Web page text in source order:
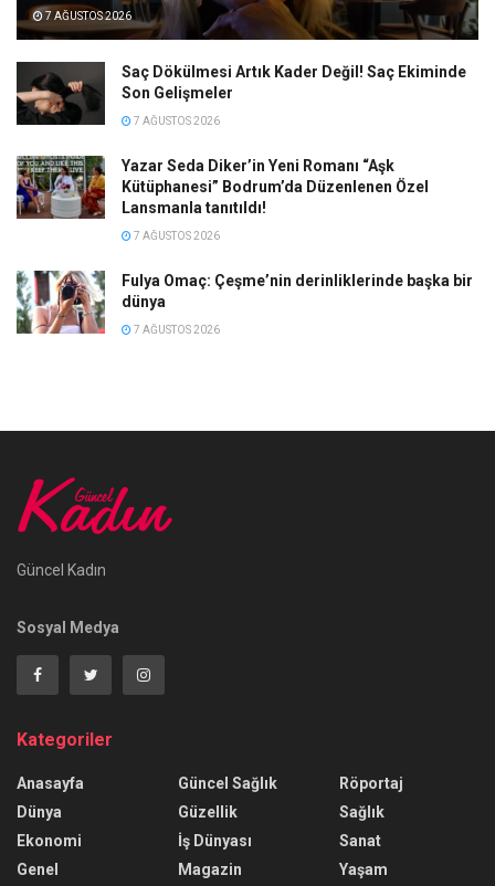
7 AĞUSTOS 2026
Saç Dökülmesi Artık Kader Değil! Saç Ekiminde
Son Gelişmeler
7 AĞUSTOS 2026
Yazar Seda Diker’in Yeni Romanı “Aşk
Kütüphanesi” Bodrum’da Düzenlenen Özel
Lansmanla tanıtıldı!
7 AĞUSTOS 2026
Fulya Omaç: Çeşme’nin derinliklerinde başka bir
dünya
7 AĞUSTOS 2026
Güncel Kadın
Sosyal Medya
Kategoriler
Anasayfa
Dünya
Ekonomi
Genel
Güncel Sağlık
Güzellik
İş Dünyası
Magazin
Röportaj
Sağlık
Sanat
Yaşam